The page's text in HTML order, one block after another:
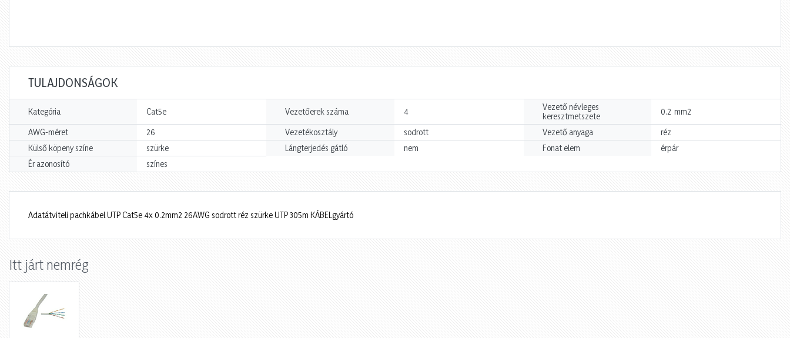
TULAJDONSÁGOK
Kategória Cat5e Vezetőerek száma 4
Vezető névleges
keresztmetszete
0.2 mm2
AWG-méret 26 Vezetékosztály sodrott Vezető anyaga
réz
Külső köpeny színe
szürke Lángterjedés gátló nem Fonat elem
érpár
Ér azonosító
színes
Adatátviteli pachkábel UTP Cat5e 4x 0.2mm2 26AWG sodrott réz szürke UTP 305m KÁBELgyártó
Itt járt nemrég